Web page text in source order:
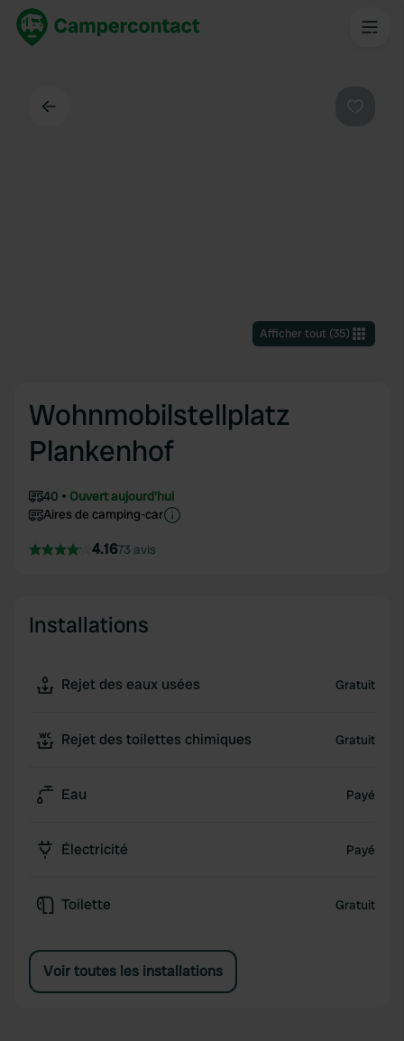
Afficher tout(35)
Wohnmobilstellplatz
Plankenhof
40
Ouvert aujourd'hui
Aires de camping-car
4.1673 avis
Installations
Rejet des eaux usées Gratuit
Rejet des toilettes chimiques Gratuit
Eau Payé
Électricité Payé
Toilette Gratuit
Voir toutes les installations